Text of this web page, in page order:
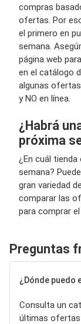
compras
ofertas. Por
el primero en
semana.
página web
en el catálogo
algunas
y NO en línea.
¿Habrá
próxima
¿En cuál
semana?
gran variedad
comparar las
para comprar
Preguntas
¿Dónde puedo
Consulta un
últimas